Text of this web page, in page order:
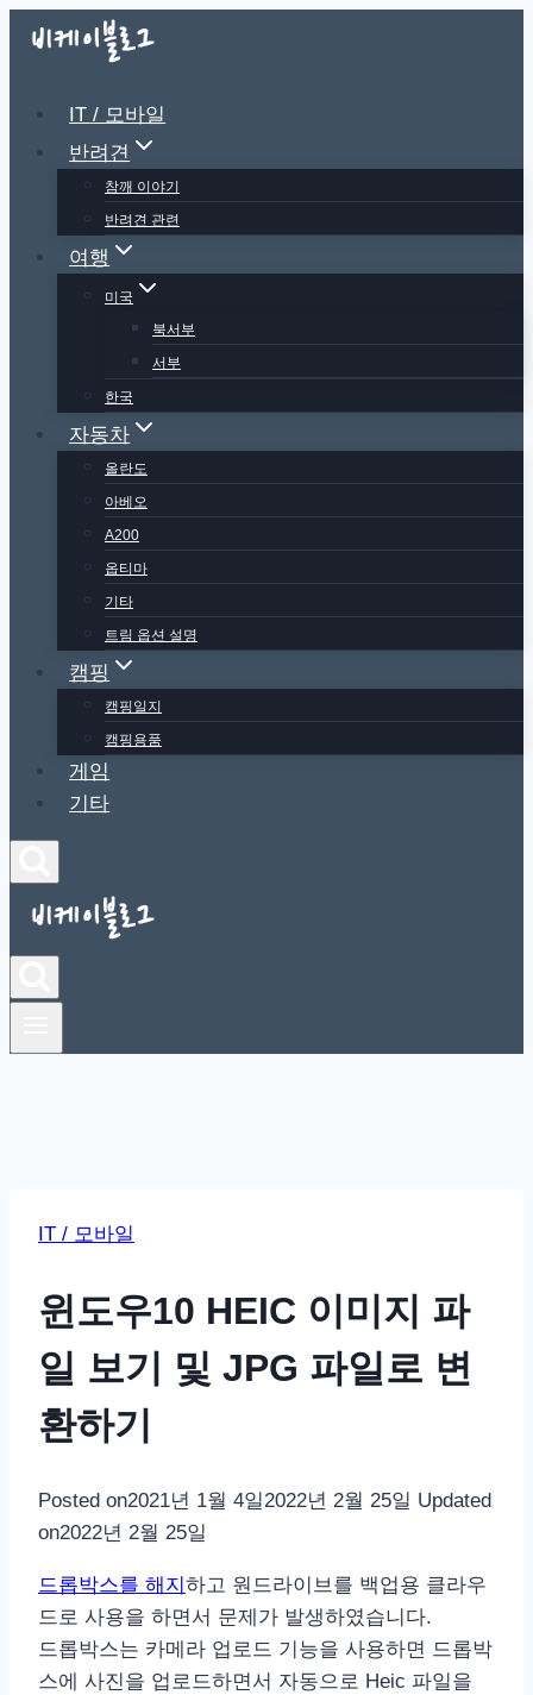
Skip
IT / 모바일
반려견
참깨 이야기
반려견 관련
여행
미국
북서부
서부
한국
자동차
올란도
아베오
A200
옵티마
기타
트림 옵션 설명
캠핑
캠핑일지
캠핑용품
게임
기타
IT / 모바일
윈도우10 HEIC 이미지 파
일 보기 및 JPG 파일로 변
환하기
Posted on2021년 1월 4일2022년 2월 25일 Updated
on2022년 2월 25일
드롭박스를 해지 하고 원드라이브를 백업용 클라우
드로 사용을 하면서 문제가 발생하였습니다.
드롭박스는 카메라 업로드 기능을 사용하면 드롭박
스에 사진을 업로드하면서 자동으로 Heic 파일을